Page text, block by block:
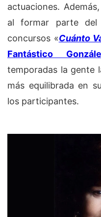
actuaciones.
al formar parte del
concursos «Cuánto
Fantástico
temporadas la gente
más equilibrada en
los participantes.